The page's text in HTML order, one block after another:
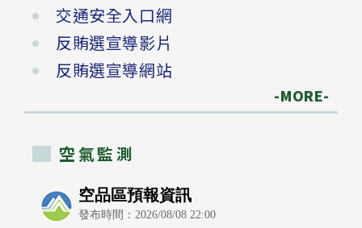
交通安全入口網
反賄選宣導影片
反賄選宣導網站
-MORE-
空氣監測